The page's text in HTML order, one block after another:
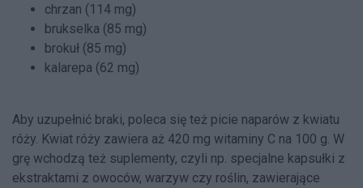
chrzan (114 mg)
brukselka (85 mg)
brokuł (85 mg)
kalarepa (62 mg)
Aby uzupełnić braki, poleca się też picie naparów z kwiatu
róży. Kwiat róży zawiera aż 420 mg witaminy C na 100 g. W
grę wchodzą też suplementy, czyli np. specjalne kapsułki z
ekstraktami z owoców, warzyw czy roślin, zawierające